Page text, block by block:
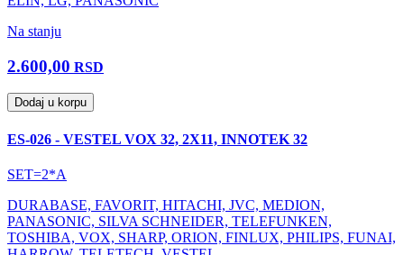
Na stanju
2.600,00 RSD
Dodaj u korpu
ES-026 - VESTEL VOX 32, 2X11, INNOTEK 32
SET=2*A
DURABASE, FAVORIT, HITACHI, JVC, MEDION,
PANASONIC, SILVA SCHNEIDER, TELEFUNKEN,
TOSHIBA, VOX, SHARP, ORION, FINLUX, PHILIPS, FUNAI,